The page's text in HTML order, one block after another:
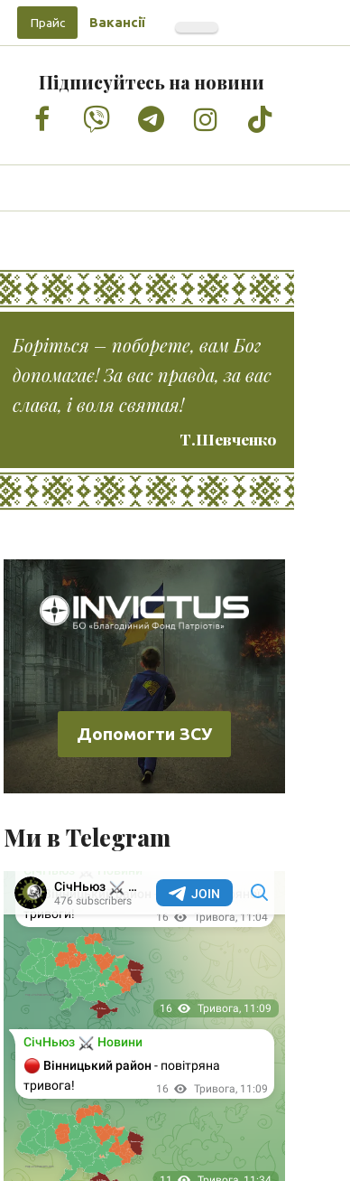
Прайс Вакансії
Підписуйтесь на новини
Facebook
VimeoTumblrInstagram
Tiktok
Боріться – поборете, вам Бог
допомагає! За вас правда, за вас
слава, і воля святая!
Т.Шевченко
Допомогти ЗСУ
Ми в Telegram